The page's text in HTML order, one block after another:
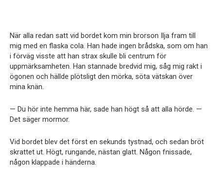
När alla redan satt vid bordet kom min brorson Ilja fram till
mig med en flaska cola. Han hade ingen brådska, som om han
i förväg visste att han strax skulle bli centrum för
uppmärksamheten. Han stannade bredvid mig, såg mig rakt i
ögonen och hällde plötsligt den mörka, söta vätskan över
mina knän.
— Du hör inte hemma här, sade han högt så att alla hörde. —
Det säger mormor.
Vid bordet blev det först en sekunds tystnad, och sedan bröt
skrattet ut. Högt, rungande, nästan glatt. Någon fnissade,
någon klappade i händerna.